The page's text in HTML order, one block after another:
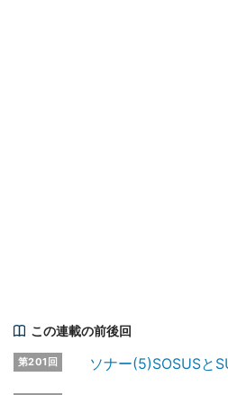
この連載の前後回
第201回 ソナー(5)SOSUSと